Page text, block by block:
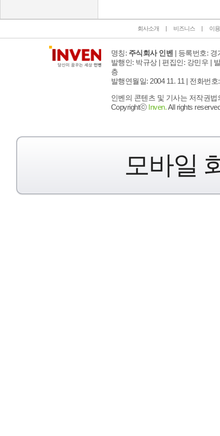
회사소개 비즈니스 이
명칭: 주식회사 인벤 | 등록번호: 경
발행인: 박규상 | 편집인: 강민우 |
층
발행연월일: 2004 11. 11 | 전화번호
인벤의 콘텐츠 및 기사는 저작권
Copyrightⓒ Inven.All rights
모바일